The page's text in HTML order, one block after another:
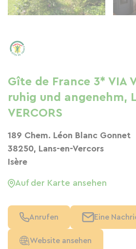
Gîte de France 3* VIA
ruhig und angenehm,
VERCORS
189 Chem. Léon Blanc Gonnet
38250, Lans-en-Vercors
Isère
Auf der Karte ansehen
Anrufen Eine
Website ansehen